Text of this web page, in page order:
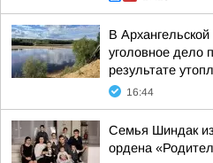
В
уголовное дело
результате
16:44
Семья Шиндак из
ордена